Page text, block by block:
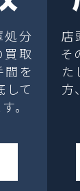
処分
取
間を
して
。
店
そ
た
方